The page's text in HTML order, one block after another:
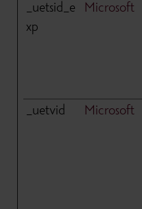
_uetsid_e
xp
Microsoft
_uetvid Microsoft